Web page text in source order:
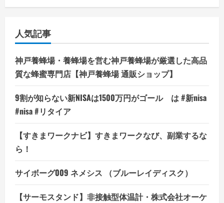
口
口
ミ、
メ
リ
ッ
ト
デ
メ
リ
の
詳
ご
覧
く
だ
い
人気記事
神戸養蜂場・養蜂場を営む神戸養蜂場が厳選した高品
質な蜂蜜専門店【神戸養蜂場 通販ショップ】
9割が知らない新NISAは1500万円がゴール は #新nisa
#nisa #リタイア
【すきまワークナビ】すきまワークなび、副業するな
ら！
サイボーグ009 ネメシス （ブルーレイディスク）
【サーモスタンド】非接触型体温計・株式会社オーケ